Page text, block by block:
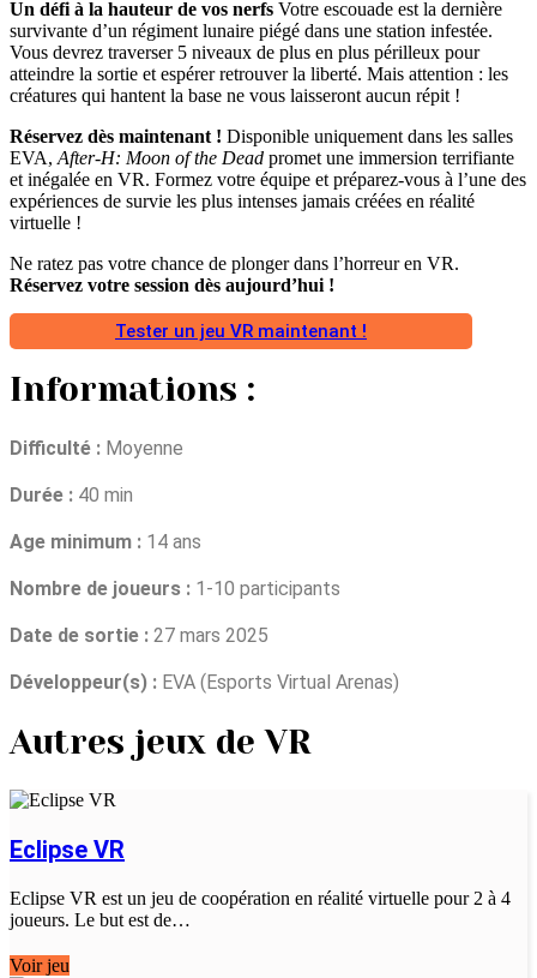
Un défi à la hauteur de vos nerfs Votre escouade est la dernière
survivante d’un régiment lunaire piégé dans une station infestée.
Vous devrez traverser 5 niveaux de plus en plus périlleux pour
atteindre la sortie et espérer retrouver la liberté. Mais attention : les
créatures qui hantent la base ne vous laisseront aucun répit !
Réservez dès maintenant ! Disponible uniquement dans les salles
EVA, After-H: Moon of the Dead promet une immersion terrifiante
et inégalée en VR. Formez votre équipe et préparez-vous à l’une des
expériences de survie les plus intenses jamais créées en réalité
virtuelle !
Ne ratez pas votre chance de plonger dans l’horreur en VR.
Réservez votre session dès aujourd’hui !
Tester un jeu VR maintenant !
Informations :
Difficulté : Moyenne
Durée : 40 min
Age minimum : 14 ans
Nombre de joueurs : 1-10 participants
Date de sortie : 27 mars 2025
Développeur(s) : EVA (Esports Virtual Arenas)
Autres jeux de VR
Eclipse VR
Eclipse VR est un jeu de coopération en réalité virtuelle pour 2 à 4
joueurs. Le but est de…
Voir jeu